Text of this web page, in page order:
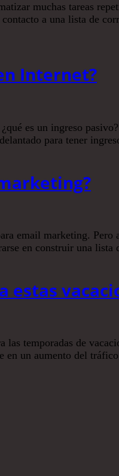
muchas tareas
a una lista de
Internet?
es un ingreso
para tener
email marketing.
en construir una
estas
temporadas de
en un aumento del